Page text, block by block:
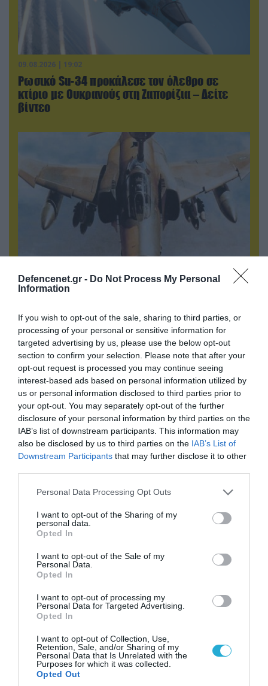
Defencenet.gr - Do Not Process My Personal
Information
If you wish to opt-out of the sale, sharing to third parties, or
processing of your personal or sensitive information for
targeted advertising by us, please use the below opt-out
section to confirm your selection. Please note that after your
opt-out request is processed you may continue seeing
interest-based ads based on personal information utilized by
us or personal information disclosed to third parties prior to
your opt-out. You may separately opt-out of the further
disclosure of your personal information by third parties on the
IAB’s list of downstream participants. This information may
also be disclosed by us to third parties on the IAB’s List of
Downstream Participants that may further disclose it to other
Please note that this website/app uses one or more Google
not limited to your visit or usage behaviour. You may click to
grant or deny consent to Google and its third-party tags to
use your data for below specified purposes in below Google
consent section.
Personal Data Processing Opt Outs
I want to opt-out of the Sharing of my
personal data.
Opted In
I want to opt-out of the Sale of my
Personal Data.
Opted In
I want to opt-out of processing my
Personal Data for Targeted Advertising.
Opted In
I want to opt-out of Collection, Use,
Retention, Sale, and/or Sharing of my
Personal Data that Is Unrelated with the
Purposes for which it was collected.
Opted Out
09.08.2026 | 19:02
Ρωσικό Su-34 προκάλεσε τον όλεθρο σε
κτίριο με Ουκρανούς στη Ζαπορίζια – Δείτε
βίντεο
09.08.2026 | 14:02
Το Ιράν ενεργοποιεί τα F-4 Phantom για
ετοιμότητα να χτυπήσουν Αμερικανούς
ΠΟΛΙΤΙΚΗ
09.08.2026 | 17:02
έχει συνέχεια και συνέπεια»